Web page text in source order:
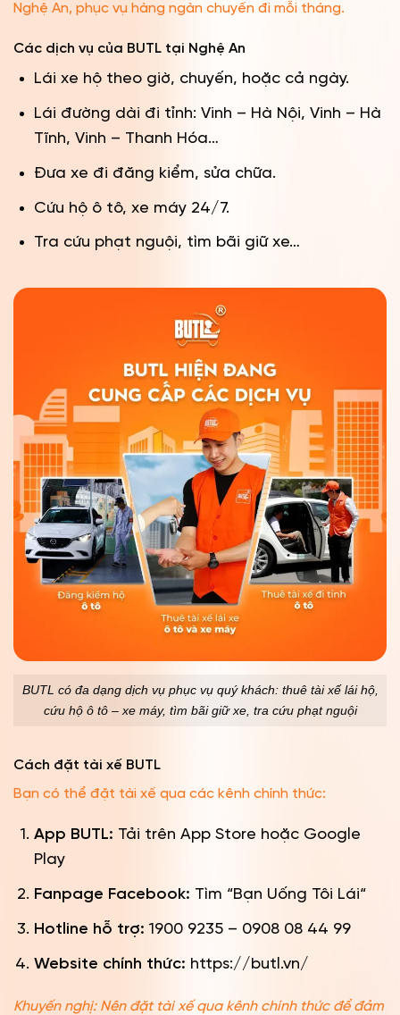
Nghệ An, phục vụ hàng ngàn chuyến đi mỗi tháng.
Các dịch vụ của BUTL tại Nghệ An
Lái xe hộ theo giờ, chuyến, hoặc cả ngày.
Lái đường dài đi tỉnh: Vinh – Hà Nội, Vinh – Hà
Tĩnh, Vinh – Thanh Hóa…
Đưa xe đi đăng kiểm, sửa chữa.
Cứu hộ ô tô, xe máy 24/7.
Tra cứu phạt nguội, tìm bãi giữ xe…
BUTL có đa dạng dịch vụ phục vụ quý khách: thuê tài xế lái hộ,
cứu hộ ô tô – xe máy, tìm bãi giữ xe, tra cứu phạt nguội
Cách đặt tài xế BUTL
Bạn có thể đặt tài xế qua các kênh chính thức:
App BUTL: Tải trên App Store hoặc Google
Play
Fanpage Facebook: Tìm “Bạn Uống Tôi Lái“
Hotline hỗ trợ: 1900 9235 – 0908 08 44 99
Website chính thức: https://butl.vn/
Khuyến nghị: Nên đặt tài xế qua kênh chính thức để đảm